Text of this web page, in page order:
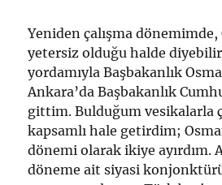
Yeniden çalışma dönemimde,
yetersiz olduğu halde
yordamıyla Başbakanlık
Ankara’da Başbakanlık
gittim. Bulduğum vesikalarla
kapsamlı hale getirdim;
dönemi olarak ikiye ayırdım.
döneme ait siyasi